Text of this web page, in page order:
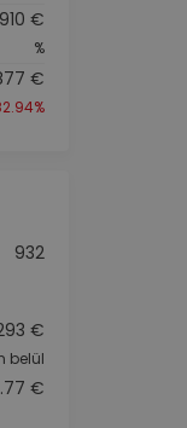
€
%
€
932
€
belül
€